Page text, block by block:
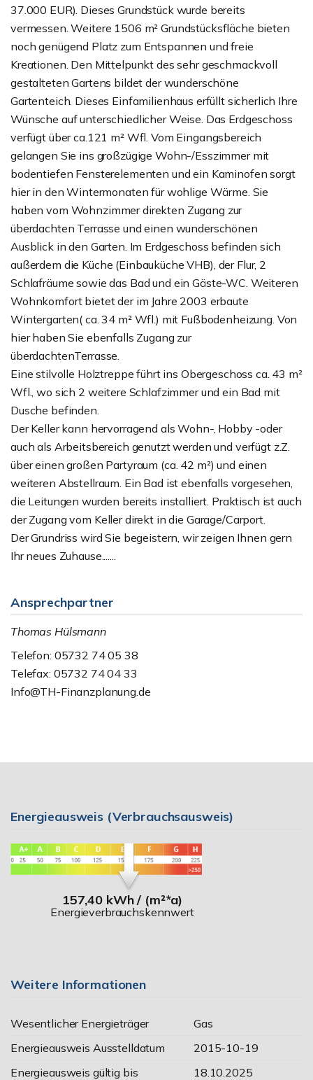
37.000 EUR). Dieses Grundstück wurde bereits
vermessen. Weitere 1506 m² Grundstücksfläche bieten
noch genügend Platz zum Entspannen und freie
Kreationen. Den Mittelpunkt des sehr geschmackvoll
gestalteten Gartens bildet der wunderschöne
Gartenteich. Dieses Einfamilienhaus erfüllt sicherlich Ihre
Wünsche auf unterschiedlicher Weise. Das Erdgeschoss
verfügt über ca.121 m² Wfl. Vom Eingangsbereich
gelangen Sie ins großzügige Wohn-/Esszimmer mit
bodentiefen Fensterelementen und ein Kaminofen sorgt
hier in den Wintermonaten für wohlige Wärme. Sie
haben vom Wohnzimmer direkten Zugang zur
überdachten Terrasse und einen wunderschönen
Ausblick in den Garten. Im Erdgeschoss befinden sich
außerdem die Küche (Einbauküche VHB), der Flur, 2
Schlafräume sowie das Bad und ein Gäste-WC. Weiteren
Wohnkomfort bietet der im Jahre 2003 erbaute
Wintergarten( ca. 34 m² Wfl.) mit Fußbodenheizung. Von
hier haben Sie ebenfalls Zugang zur
überdachtenTerrasse.
Eine stilvolle Holztreppe führt ins Obergeschoss ca. 43 m²
Wfl., wo sich 2 weitere Schlafzimmer und ein Bad mit
Dusche befinden.
Der Keller kann hervorragend als Wohn-, Hobby -oder
auch als Arbeitsbereich genutzt werden und verfügt z.Z.
über einen großen Partyraum (ca. 42 m²) und einen
weiteren Abstellraum. Ein Bad ist ebenfalls vorgesehen,
die Leitungen wurden bereits installiert. Praktisch ist auch
der Zugang vom Keller direkt in die Garage/Carport.
Der Grundriss wird Sie begeistern, wir zeigen Ihnen gern
Ihr neues Zuhause.......
Ansprechpartner
Thomas Hülsmann
Telefon: 05732 74 05 38
Telefax: 05732 74 04 33
Info@TH-Finanzplanung.de
Energieausweis (Verbrauchsausweis)
157,40 kWh / (m²*a)
Energieverbrauchskennwert
Weitere Informationen
Wesentlicher Energieträger
Gas
Energieausweis Ausstelldatum
2015-10-19
Energieausweis gültig bis
18.10.2025